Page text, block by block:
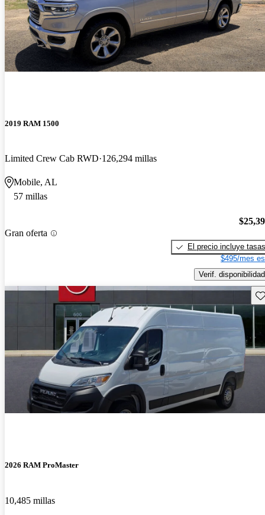
2019 RAM 1500
Limited Crew Cab RWD 126,294 millas
Mobile, AL
57 millas
Gran oferta
El precio incluye tasas
$495/mes
Verif. disponibilidad
2026 RAM ProMaster
10,485 millas